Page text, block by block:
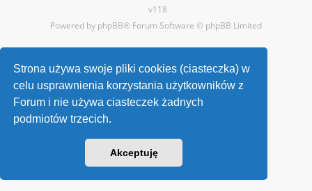
Strona używa swoje pliki cookies (ciasteczka) w
celu usprawnienia korzystania użytkowników z
Forum i nie używa ciasteczek żadnych
podmiotów trzecich.
Akceptuję
v118
Powered by phpBB® Forum Software © phpBB Limited